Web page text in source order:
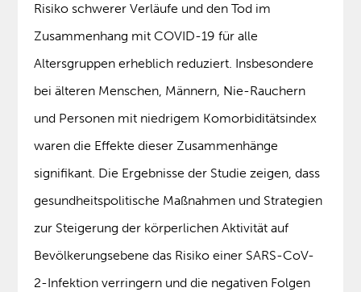
Risiko schwerer Verläufe und den Tod im
Zusammenhang mit COVID-19 für alle
Altersgruppen erheblich reduziert. Insbesondere
bei älteren Menschen, Männern, Nie-Rauchern
und Personen mit niedrigem Komorbiditätsindex
waren die Effekte dieser Zusammenhänge
signifikant. Die Ergebnisse der Studie zeigen, dass
gesundheitspolitische Maßnahmen und Strategien
zur Steigerung der körperlichen Aktivität auf
Bevölkerungsebene das Risiko einer SARS-CoV-
2-Infektion verringern und die negativen Folgen